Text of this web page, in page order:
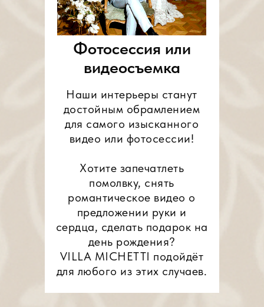
Наши интерьеры станут
достойным обрамлением
для самого изысканного
видео или фотосессии!
Хотите запечатлеть
помолвку, снять
романтическое видео о
предложении руки и
сердца, сделать подарок на
день рождения?
VILLA MICHETTI подойдёт
для любого из этих случаев.
Фотосессия или
видеосъемка